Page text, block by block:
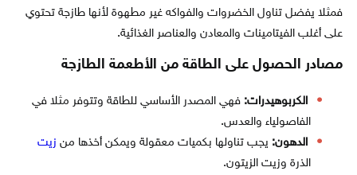
فمثلا يفضل تناول الخضروات والفواكه غير مطهوة لأنها طازجة تحتوي
على أغلب الفيتامينات والمعادن والعناصر الغذائية.
مصادر الحصول على الطاقة من الأطعمة الطازجة
الكربوهيدرات: فهي المصدر الأساسي للطاقة وتتوفر مثلا في
الفاصولياء والعدس.
الدهون: يجب تناولها بكميات معقولة ويمكن أخذها من زيت
الذرة وزيت الزيتون.